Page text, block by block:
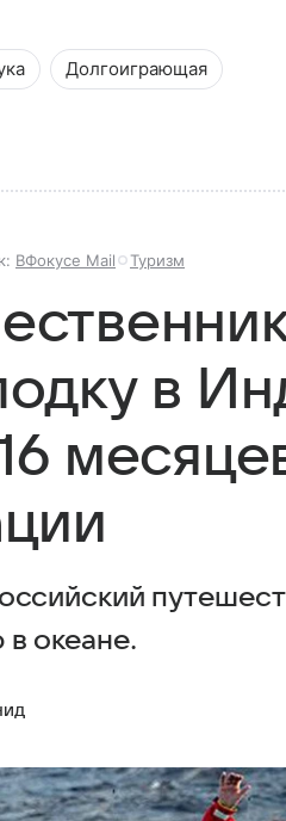
Долгоиграющая
ВФокусе Mail Туризм
в
океане.